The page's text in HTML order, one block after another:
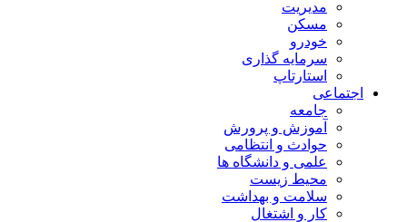
مدیریت
مسکن
خودرو
سرمایه گذاری
استارتاپ
اجتماعی
جامعه
آموزش و پرورش
حوادث و انتظامی
علمی و دانشگاه ها
محیط زیست
سلامت و بهداشت
کار و اشتغال